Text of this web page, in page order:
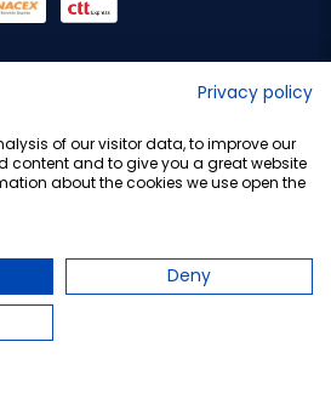
Privacy policy
of our visitor data, to improve our
content and to give you a great website
about the cookies we use open the
Deny